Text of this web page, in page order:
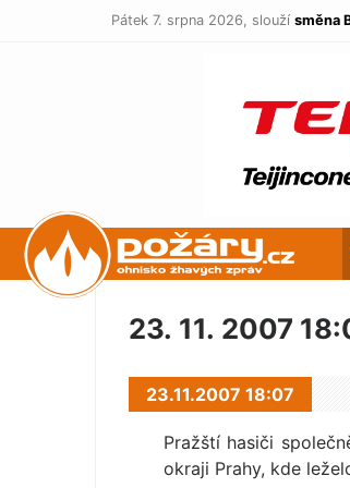
Pátek 7. srpna 2026, slouží směna
POŽÁRY.cz
23. 11. 2007
23.11.2007 18:07
Pražští hasiči
okraji Prahy, kde